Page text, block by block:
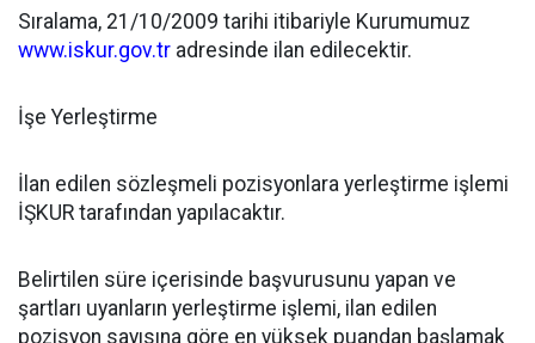
Sıralama, 21/10/2009 tarihi itibariyle Kurumumuz
www.iskur.gov.tr adresinde ilan edilecektir.
İşe Yerleştirme
İlan edilen sözleşmeli pozisyonlara yerleştirme işlemi
İŞKUR tarafından yapılacaktır.
Belirtilen süre içerisinde başvurusunu yapan ve
şartları uyanların yerleştirme işlemi, ilan edilen
pozisyon sayısına göre en yüksek puandan başlamak